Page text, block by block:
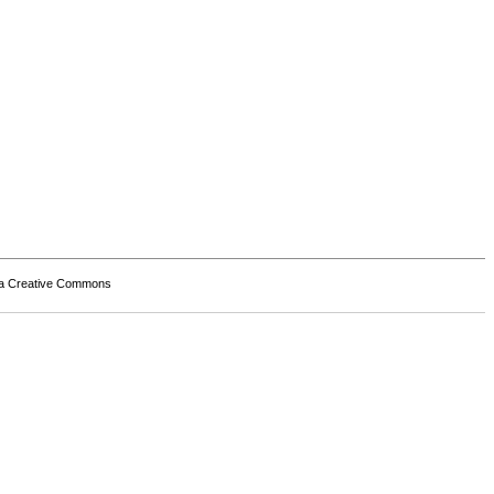
Creative Commons